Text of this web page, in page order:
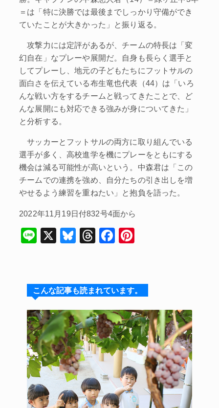
＝は「特に決勝では最後までしっかり守備ができ
ていたことが大きかった」と振り返る。
攻撃力には定評があるが、チームの特長は「変
幻自在」なプレーや展開だ。自身も長らく選手と
してプレーし、地元の子どもたちにフットサルの
面白さを伝えている布生竜也代表（44）は「いろ
んな戦い方をするチームと戦ってきたことで、ど
んな展開にも対応できる強みが身についてきた」
と分析する。
サッカーとフットサルの両方に取り組んでいる
選手が多く、高校進学を機にプレーをともにする
機会は減る可能性が高いという。中森君は「この
チームでの連携を強め、自分たちの引き出しを増
やせるよう練習を重ねたい」と抱負を語った。
2022年11月19日付832号4面から
Li
X
Bl
s
k
y
T
a
d
s
F
e
b
o
o
k
e
st
こんな記事も読まれています。